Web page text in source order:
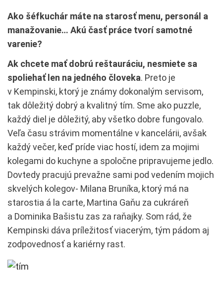
Ako šéfkuchár máte na starosť menu, personál a
manažovanie… Akú časť práce tvorí samotné
varenie?
Ak chcete mať dobrú reštauráciu, nesmiete sa
spoliehať len na jedného človeka. Preto je
v Kempinski, ktorý je známy dokonalým servisom,
tak dôležitý dobrý a kvalitný tím. Sme ako puzzle,
každý diel je dôležitý, aby všetko dobre fungovalo.
Veľa času strávim momentálne v kancelárii, avšak
každý večer, keď príde viac hostí, idem za mojimi
kolegami do kuchyne a spoločne pripravujeme jedlo.
Dovtedy pracujú prevažne sami pod vedením mojich
skvelých kolegov- Milana Bruníka, ktorý má na
starostia á la carte, Martina Gaňu za cukráreň
a Dominika Bašistu zas za raňajky. Som rád, že
Kempinski dáva príležitosť viacerým, tým pádom aj
zodpovednosť a kariérny rast.